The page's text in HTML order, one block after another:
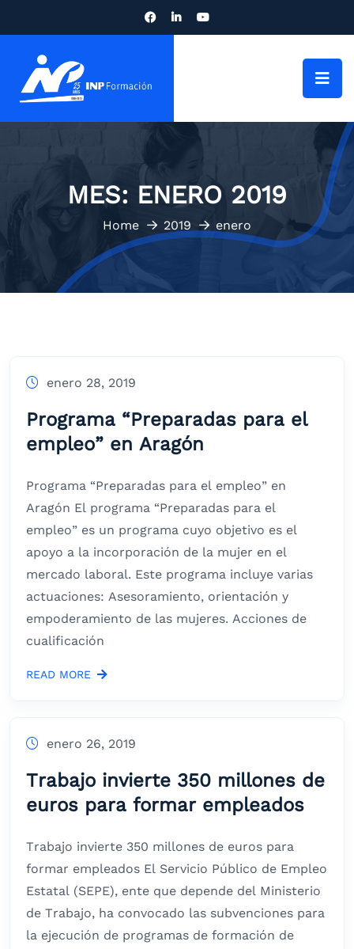
MES: ENERO 2019
Home 2019 enero
enero 28, 2019
Programa “Preparadas para el
empleo” en Aragón
Programa “Preparadas para el empleo” en
Aragón El programa “Preparadas para el
empleo” es un programa cuyo objetivo es el
apoyo a la incorporación de la mujer en el
mercado laboral. Este programa incluye varias
actuaciones: Asesoramiento, orientación y
empoderamiento de las mujeres. Acciones de
cualificación
READ MORE
enero 26, 2019
Trabajo invierte 350 millones de
euros para formar empleados
Trabajo invierte 350 millones de euros para
formar empleados El Servicio Público de Empleo
Estatal (SEPE), ente que depende del Ministerio
de Trabajo, ha convocado las subvenciones para
la ejecución de programas de formación de